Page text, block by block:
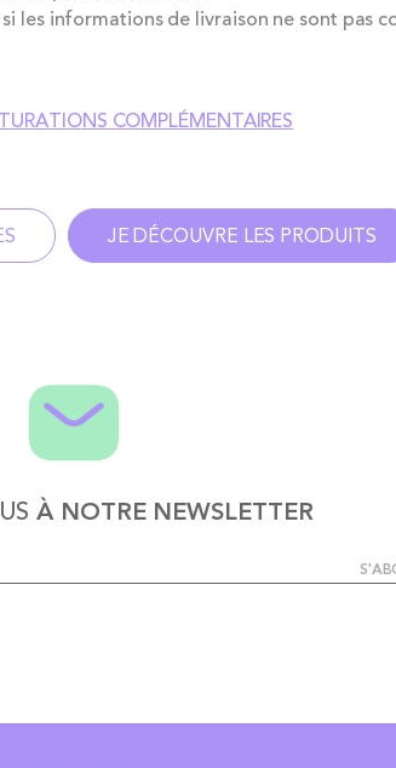
les informations de livraison ne sont pas
COMPLÉMENTAIRES
JE DÉCOUVRE LES PRODUITS
À NOTRE NEWSLETTER